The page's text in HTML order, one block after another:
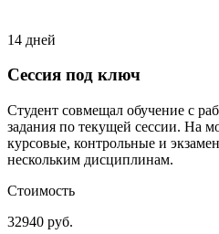
14 дней
Сессия под ключ
Студент совмещал обучение с
задания по текущей сессии. На
курсовые, контрольные и
нескольким дисциплинам.
Стоимость
32940 руб.